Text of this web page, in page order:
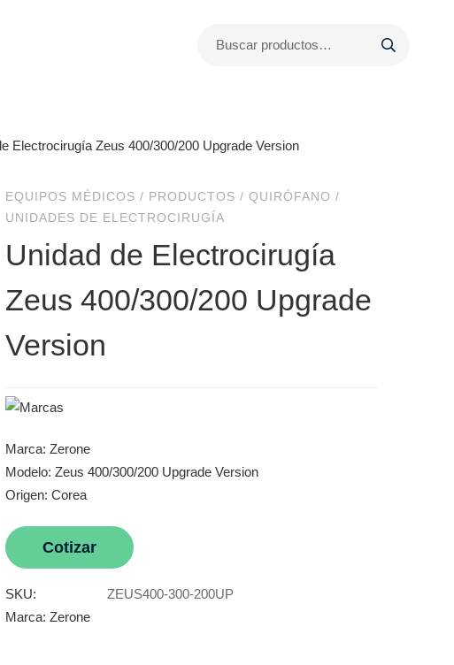
Electrocirugía Zeus 400/300/200 Upgrade Version
EQUIPOS MÉDICOS / PRODUCTOS / QUIRÓFANO /
UNIDADES DE ELECTROCIRUGÍA
Unidad de Electrocirugía
Zeus 400/300/200 Upgrade
Version
Marca: Zerone
Modelo: Zeus 400/300/200 Upgrade Version
Origen: Corea
Cotizar
SKU:
ZEUS400-300-200UP
Marca: Zerone